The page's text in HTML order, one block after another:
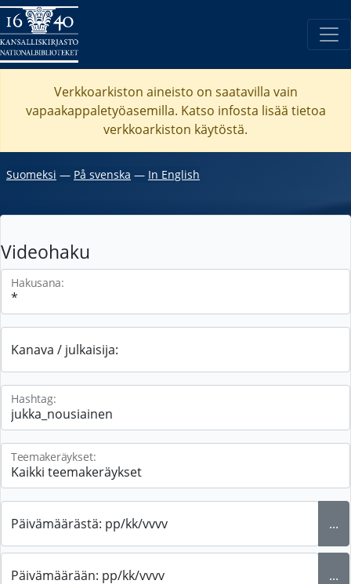
Verkkoarkiston aineisto on saatavilla vain
vapaakappaletyöasemilla. Katso infosta lisää tietoa
verkkoarkiston käytöstä.
Suomeksi ― På svenska ― In English
Videohaku
Hakusana:
Kanava / julkaisija:
Hashtag:
Teemakeräykset:
Päivämäärästä: pp/kk/vvvv ...
Päivämäärään: pp/kk/vvvv ...